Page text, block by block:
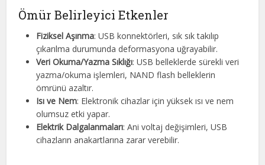
Ömür Belirleyici Etkenler
Fiziksel Aşınma: USB konnektörleri, sık sık takılıp
çıkarılma durumunda deformasyona uğrayabilir.
Veri Okuma/Yazma Sıklığı: USB belleklerde sürekli veri
yazma/okuma işlemleri, NAND flash belleklerin
ömrünü azaltır.
Isı ve Nem: Elektronik cihazlar için yüksek ısı ve nem
olumsuz etki yapar.
Elektrik Dalgalanmaları: Ani voltaj değişimleri, USB
cihazların anakartlarına zarar verebilir.